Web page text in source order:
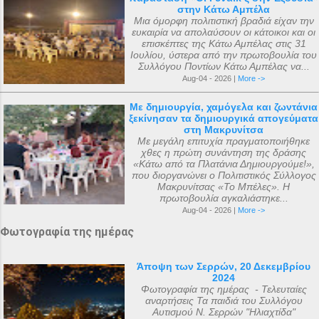
αφιερωμένο ...
κηδεία της αείμνηστης Μαρίας Σπύρου και
με διάφορες άλλες εισφορές. Ο ακριβής
αριθμός των μελών της συνόδου, με βάση
τις διαθέσιμες πηγές, δεν μπορεί να
καθοριστεί ακριβώς ακόμα και σήμερα. Ο
αριθμός που επικράτησε από
μεταγενέστερες πηγές ιστορικών ήταν ο
αριθμός 318. Ο Ευσέβιος της Καισαρείας
τους αριθμεί 250, ο Αθανάσιος
Αλεξανδρείας 318, και ο Ευστάθιος Α...
στην Κάτω Αμπέλα
Μια όμορφη πολιτιστική βραδιά είχαν την
ευκαιρία να απολαύσουν οι κάτοικοι και οι
επισκέπτες της Κάτω Αμπέλας στις 31
Ιουλίου, ύστερα από την πρωτοβουλία του
Συλλόγου Ποντίων Κάτω Αμπέλας να...
Aug-04 - 2026 | More ->
Με δημιουργία, χαμόγελα και ζωντάνια
ξεκίνησαν τα δημιουργικά απογεύματα
στη Μακρυνίτσα
Με μεγάλη επιτυχία πραγματοποιήθηκε
χθες η πρώτη συνάντηση της δράσης
«Κάτω από τα Πλατάνια Δημιουργούμε!»,
που διοργανώνει ο Πολιτιστικός Σύλλογος
Μακρυνίτσας «Το Μπέλες». Η
πρωτοβουλία αγκαλιάστηκε...
Aug-04 - 2026 | More ->
Φωτογραφία της ημέρας
Άποψη των Σερρών, 20 Δεκεμβρίου
2024
Φωτογραφία της ημέρας - Τελευταίες
αναρτήσεις Τα παιδιά του Συλλόγου
Αυτισμού Ν. Σερρών "Ηλιαχτίδα"